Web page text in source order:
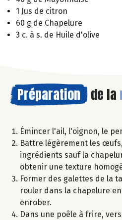
1 Jus de citron
60 g de Chapelure
3 c. à s. de Huile d'olive
Préparation de la
Émincer l'ail, l'oignon, le
Battre légèrement les
ingrédients sauf la
obtenir une texture
Former des galettes de la
rouler dans la chapelure
enrober.
Dans une poêle à frire,